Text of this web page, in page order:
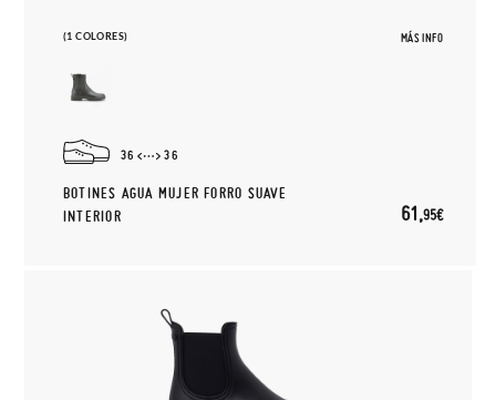
(1 COLORES) MÁS INFO
36 36
BOTINES AGUA MUJER FORRO SUAVE
INTERIOR
61,95€